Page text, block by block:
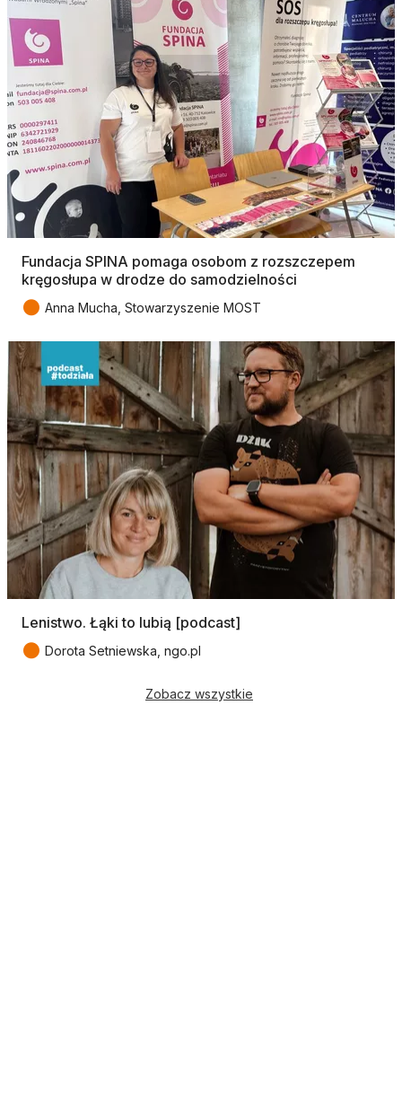
Fundacja SPINA pomaga osobom z rozszczepem
kręgosłupa w drodze do samodzielności
● Anna Mucha, Stowarzyszenie MOST
Lenistwo. Łąki to lubią [podcast]
● Dorota Setniewska, ngo.pl
Zobacz wszystkie